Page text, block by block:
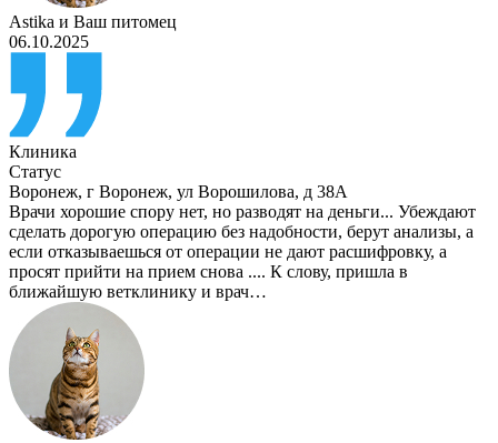
Astika и Ваш питомец
06.10.2025
Клиника
Статус
Воронеж, г Воронеж, ул Ворошилова, д 38А
Врачи хорошие спору нет, но разводят на деньги... Убеждают
сделать дорогую операцию без надобности, берут анализы, а
если отказываешься от операции не дают расшифровку, а
просят прийти на прием снова .... К слову, пришла в
ближайшую ветклинику и врач…